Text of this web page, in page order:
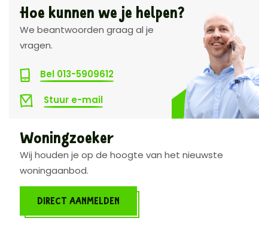
Hoe kunnen we je helpen?
We beantwoorden graag al je
vragen.
Bel 013-5909612
Stuur e-mail
Woningzoeker
Wij houden je op de hoogte van het nieuwste
woningaanbod.
DIRECT AANMELDEN